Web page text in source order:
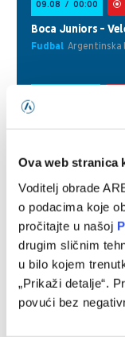
Ova web stranica
Voditelj obrade
o podacima koje
pročitajte u našoj
drugim sličnim
u bilo kojem
„Prikaži detalje“.
povući bez